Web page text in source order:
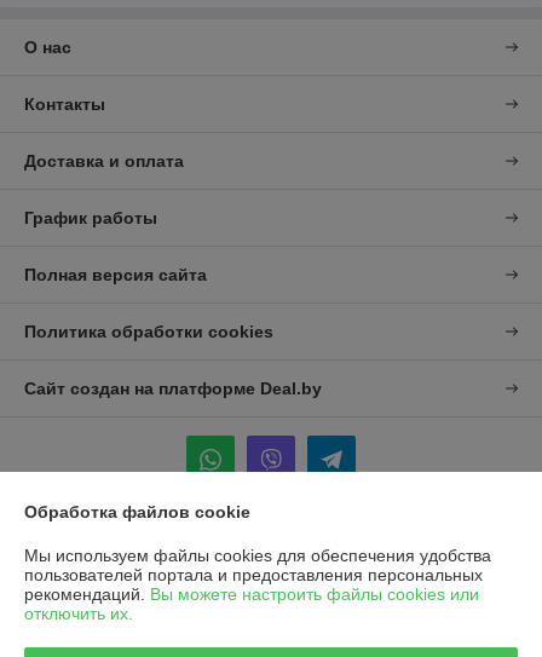
О нас
Контакты
Доставка и оплата
График работы
Полная версия сайта
Политика обработки cookies
Сайт создан на платформе Deal.by
Информация для покупателя
Юридическое лицо:УП "Агро-Дон-Снаб"
220086 г. Минск, ул. Славинского 8А, к.5
Регистрационный номер ЕГР: 190437992
Обработка файлов cookie
Мы используем файлы cookies для обеспечения удобства
пользователей портала и предоставления персональных
рекомендаций. Вы можете настроить файлы cookies или
отключить их.